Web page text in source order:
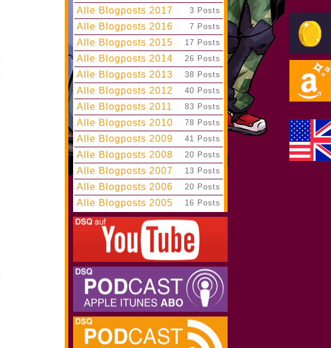
Alle Blogposts 2017 3 Posts
Alle Blogposts 2016 7 Posts
Alle Blogposts 2015 17 Posts
Alle Blogposts 2014 26 Posts
Alle Blogposts 2013 38 Posts
Alle Blogposts 2012 40 Posts
Alle Blogposts 2011 83 Posts
Alle Blogposts 2010 78 Posts
Alle Blogposts 2009 41 Posts
Alle Blogposts 2008 20 Posts
Alle Blogposts 2007 13 Posts
Alle Blogposts 2006 20 Posts
Alle Blogposts 2005 16 Posts